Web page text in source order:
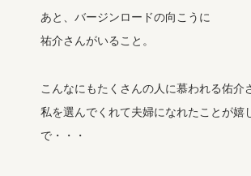
あと、バージンロードの向こうに
祐介さんがいること。
こんなにもたくさんの人に慕われる佑介
私を選んでくれて夫婦になれたことが嬉
で・・・